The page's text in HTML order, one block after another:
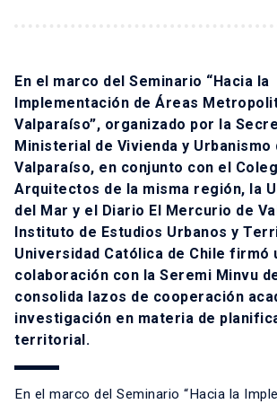
En el marco del Seminario “Hacia la
Implementación de Áreas
Valparaíso”, organizado por la
Ministerial de Vivienda y Urbanismo
Valparaíso, en conjunto con el
Arquitectos de la misma región, la
del Mar y el Diario El Mercurio de
Instituto de Estudios Urbanos y
Universidad Católica de Chile firmó
colaboración con la Seremi Minvu
consolida lazos de cooperación
investigación en materia de
territorial.
En el marco del Seminario “Hacia la